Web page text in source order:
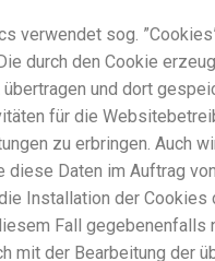
verwendet sog.
durch den Cookie
und dort
für die
zu erbringen. Auch
Daten im Auftrag
Installation der Cookies
Fall gegebenenfalls
mit der Bearbeitung der